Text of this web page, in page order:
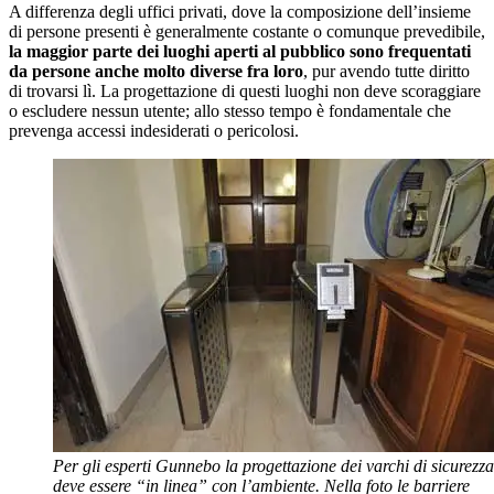
A differenza degli uffici privati, dove la composizione dell’insieme
di persone presenti è generalmente costante o comunque prevedibile,
la maggior parte dei luoghi aperti al pubblico sono frequentati
da persone anche molto diverse fra loro, pur avendo tutte diritto
di trovarsi lì. La progettazione di questi luoghi non deve scoraggiare
o escludere nessun utente; allo stesso tempo è fondamentale che
prevenga accessi indesiderati o pericolosi.
Per gli esperti Gunnebo la progettazione dei varchi di sicurezza
deve essere “in linea” con l’ambiente. Nella foto le barriere